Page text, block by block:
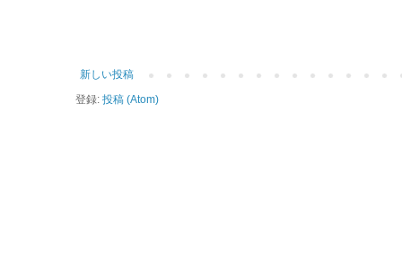
新しい投稿
登録: 投稿 (Atom)